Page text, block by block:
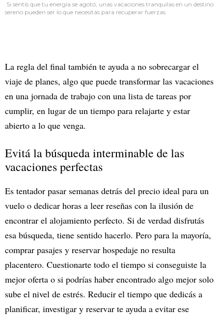
Si sentís que tu energía se agotó, unas vacaciones tranquilas en un destino
sereno pueden ser lo que necesitás para recuperar fuerzas.
La regla del final también te ayuda a no sobrecargar el
viaje de planes, algo que puede transformar las vacaciones
en una jornada de trabajo con una lista de tareas por
cumplir, en lugar de un tiempo para relajarte y estar
abierto a lo que venga.
Evitá la búsqueda interminable de las
vacaciones perfectas
Es tentador pasar semanas detrás del precio ideal para un
vuelo o dedicar horas a leer reseñas con la ilusión de
encontrar el alojamiento perfecto. Si de verdad disfrutás
esa búsqueda, tiene sentido hacerlo. Pero para la mayoría,
comprar pasajes y reservar hospedaje no resulta
placentero. Cuestionarte todo el tiempo si conseguiste la
mejor oferta o si podrías haber encontrado algo mejor solo
sube el nivel de estrés. Reducir el tiempo que dedicás a
planificar, investigar y reservar te ayuda a evitar ese